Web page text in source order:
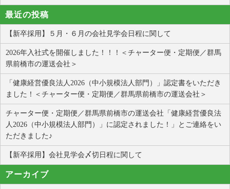
最近の投稿
【新卒採用】５月・６月の会社見学会日程に関して
2026年入社式を開催しました！！！＜チャーター便・定期便／群馬
県前橋市の運送会社＞
「健康経営優良法人2026（中小規模法人部門）」認定書をいただき
ました！＜チャーター便・定期便／群馬県前橋市の運送会社＞
チャーター便・定期便／群馬県前橋市の運送会社「健康経営優良法
人2026（中小規模法人部門）」に認定されました！」とご連絡をい
ただきました♪
【新卒採用】会社見学会〆切日程に関して
アーカイブ